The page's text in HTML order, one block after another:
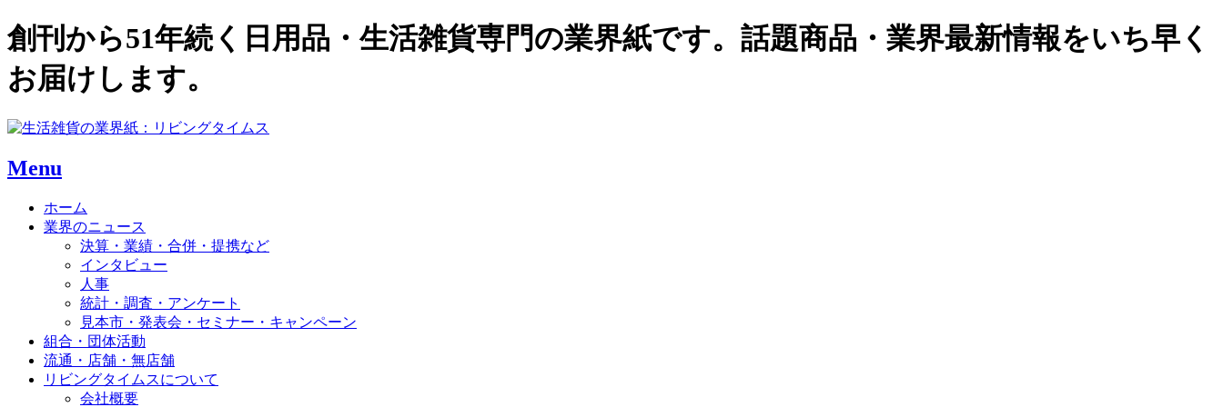
創刊から51年続く日用品・生活雑貨専門の業界紙です。話題商品・業界最新情報をいち早く
お届けします。
Menu
ホーム
業界のニュース
決算・業績・合併・提携など
インタビュー
人事
統計・調査・アンケート
見本市・発表会・セミナー・キャンペーン
組合・団体活動
流通・店舗・無店舗
リビングタイムスについて
会社概要